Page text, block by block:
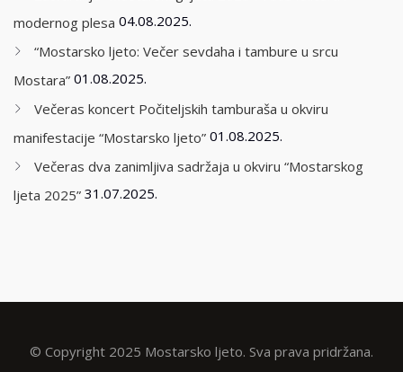
modernog plesa 04.08.2025.
“Mostarsko ljeto: Večer sevdaha i tambure u srcu
Mostara” 01.08.2025.
Večeras koncert Počiteljskih tamburaša u okviru
manifestacije “Mostarsko ljeto” 01.08.2025.
Večeras dva zanimljiva sadržaja u okviru “Mostarskog
ljeta 2025” 31.07.2025.
© Copyright 2025 Mostarsko ljeto. Sva prava pridržana.